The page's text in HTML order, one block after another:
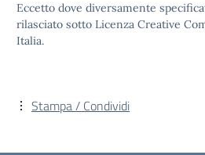
Eccetto dove diversamente
rilasciato sotto Licenza Creative
Italia.
Stampa / Condividi